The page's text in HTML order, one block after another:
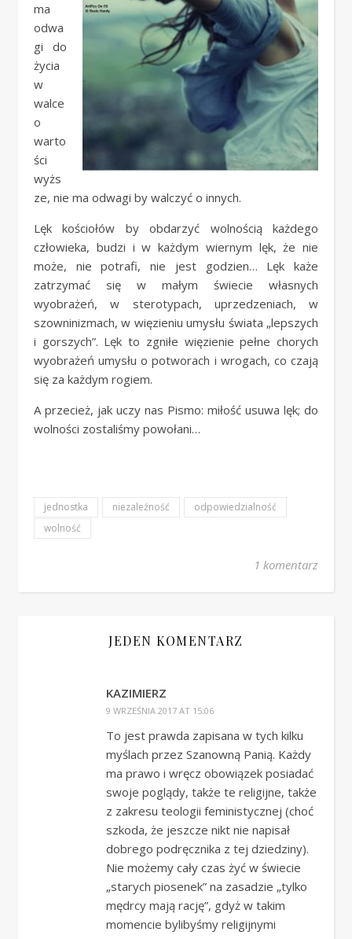
ma
odwa
gi do
życia
w
walce
o
warto
ści
wyżs
ze, nie ma odwagi by walczyć o innych.
Lęk kościołów by obdarzyć wolnością każdego
człowieka, budzi i w każdym wiernym lęk, że nie
może, nie potrafi, nie jest godzien… Lęk każe
zatrzymać się w małym świecie własnych
wyobrażeń, w sterotypach, uprzedzeniach, w
szowninizmach, w więzieniu umysłu świata „lepszych
i gorszych”. Lęk to zgniłe więzienie pełne chorych
wyobrażeń umysłu o potworach i wrogach, co czają
się za każdym rogiem.
A przecież, jak uczy nas Pismo: miłość usuwa lęk; do
wolności zostaliśmy powołani…
jednostka niezaleźność
odpowiedzialność
wolność
1 komentarz
JEDEN KOMENTARZ
KAZIMIERZ
9 WRZEŚNIA 2017 AT 15:06
To jest prawda zapisana w tych kilku
myślach przez Szanowną Panią. Każdy
ma prawo i wręcz obowiązek posiadać
swoje poglądy, także te religijne, także
z zakresu teologii feministycznej (choć
szkoda, że jeszcze nikt nie napisał
dobrego podręcznika z tej dziedziny).
Nie możemy cały czas żyć w świecie
„starych piosenek” na zasadzie „tylko
mędrcy mają rację”, gdyż w takim
momencie bylibyśmy religijnymi